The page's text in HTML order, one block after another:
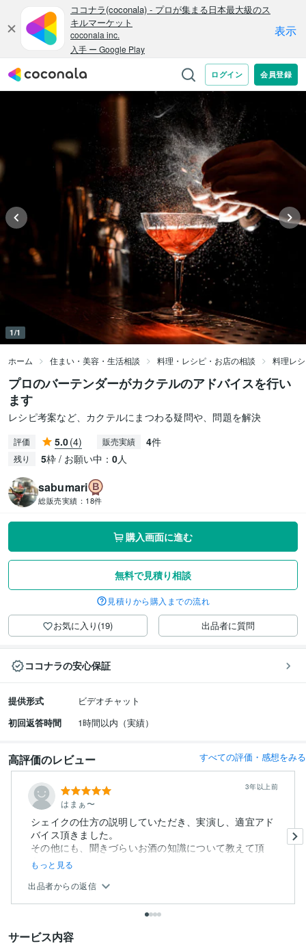
1/1
ホーム 住まい・美容・生活相談 料理・レシピ・お店の相談 料理レ
プロのバーテンダーがカクテルのアドバイスを行い
ます
レシピ考案など、カクテルにまつわる疑問や、問題を解決
評価 5.0(4) 販売実績 4件
残り 5枠 / お願い中： 0人
sabumari
総販売実績： 18件
購入画面に進む
無料で見積り相談
見積りから購入までの流れ
お気に入り(19) 出品者に質問
ココナラの安心保証
提供形式
ビデオチャット
初回返答時間
1時間以内（実績）
高評価のレビュー すべての評価・感想をみる
はまぁ〜
3年以上前
シェイクの仕方の説明していただき、実演し、適宜アド
バイス頂きました。
その他にも、聞きづらいお酒の知識について教えて頂
き...
もっと見る
出品者からの返信
サービス内容